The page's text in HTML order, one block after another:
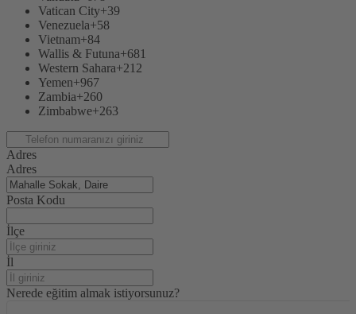
Vatican City+39
Venezuela+58
Vietnam+84
Wallis & Futuna+681
Western Sahara+212
Yemen+967
Zambia+260
Zimbabwe+263
Adres
Adres
Posta Kodu
İlçe
İl
Nerede eğitim almak istiyorsunuz?